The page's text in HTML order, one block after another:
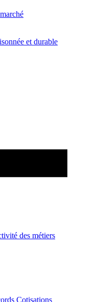
et durable
des métiers
Cotisations